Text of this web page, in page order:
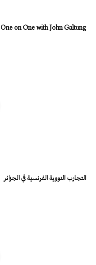
One on One with John Galtung
التجارب النووية الفرنسية في الجزائر